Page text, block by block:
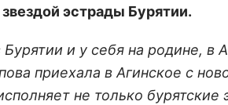
эстрады Бурятии.
Бурятии и у себя на родине, в
приехала в Агинское с
не только бурятские